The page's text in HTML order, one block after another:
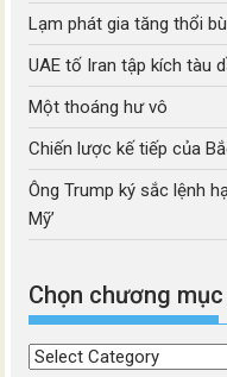
Lạm phát gia tăng thổi
UAE tố Iran tập kích tàu
Một thoáng hư vô
Chiến lược kế tiếp của
Ông Trump ký sắc lệnh
Mỹ’
Chọn chương mục
Chọn